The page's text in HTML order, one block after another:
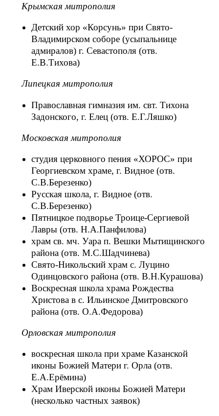
Крымская митрополия
Детский хор «Корсунь» при Свято-
Владимирском соборе (усыпальнице
адмиралов) г. Севастополя (отв.
Е.В.Тихова)
Липецкая митрополия
Православная гимназия им. свт. Тихона
Задонского, г. Елец (отв. Е.Г.Ляшко)
Московская митрополия
студия церковного пения «ХОРОС» при
Георгиевском храме, г. Видное (отв.
С.В.Березенко)
Русская школа, г. Видное (отв.
С.В.Березенко)
Пятницкое подворье Троице-Сергиевой
Лавры (отв. Н.А.Панфилова)
храм св. мч. Уара п. Вешки Мытищинского
района (отв. М.С.Шадчинева)
Свято-Никольский храм с. Луцино
Одинцовского района (отв. В.Н.Курашова)
Воскресная школа храма Рождества
Христова в с. Ильинское Дмитровского
района (отв. О.А.Федорова)
Орловская митрополия
воскресная школа при храме Казанской
иконы Божией Матери г. Орла (отв.
Е.А.Ерёмина)
Храм Иверской иконы Божией Матери
(несколько частных заявок)